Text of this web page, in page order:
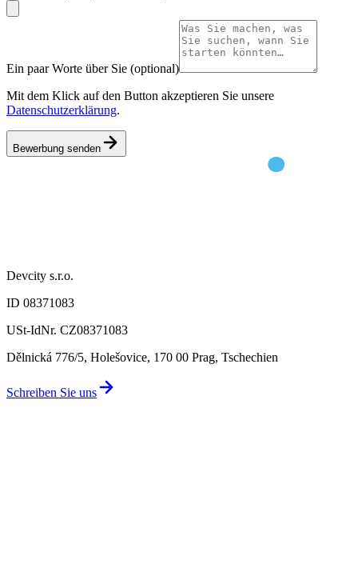
Ein paar Worte über Sie (optional)
Mit dem Klick auf den Button akzeptieren Sie unsere
Datenschutzerklärung.
Bewerbung senden
Devcity s.r.o.
ID 08371083
USt-IdNr. CZ08371083
Dělnická 776/5, Holešovice, 170 00 Prag, Tschechien
Schreiben Sie uns